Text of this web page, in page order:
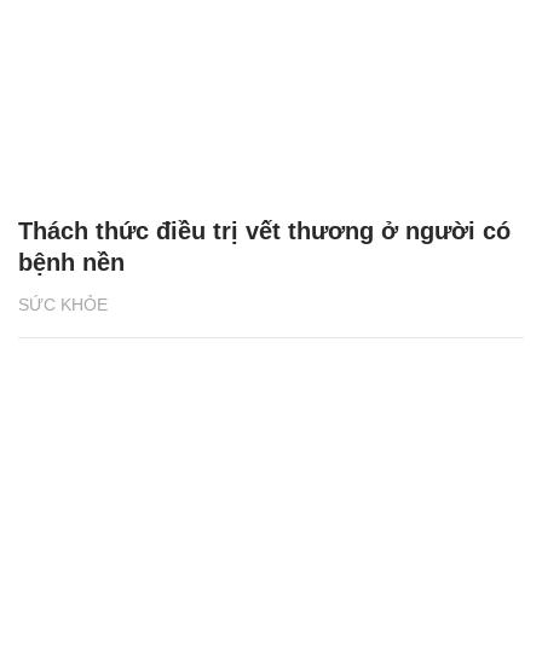
SỨC KHỎE
Thách thức điều trị vết thương ở người có
bệnh nền